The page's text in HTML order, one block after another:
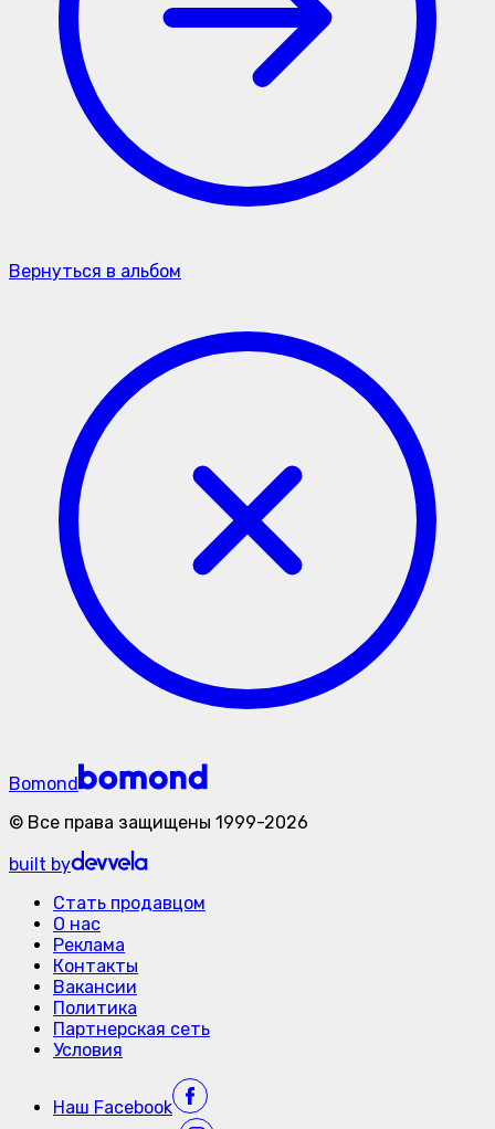
Вернуться в альбом
Bomond
© Все права защищены 1999-2026
built by
Стать продавцом
О нас
Реклама
Контакты
Вакансии
Политика
Партнерская сеть
Условия
Наш Facebook